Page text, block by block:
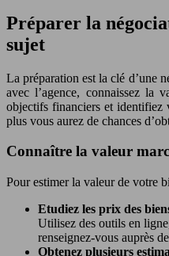
Préparer la
sujet
La préparation est la clé d’une
avec l’agence, connaissez la
objectifs financiers et identifiez
plus vous aurez de chances
Connaître la valeur
Pour estimer la valeur de votre
Etudiez les prix des
Utilisez des outils en
renseignez-vous auprès
Obtenez plusieurs